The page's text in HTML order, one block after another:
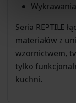
Seria REPTILE
materiałów z
wzornictwem,
tylko
kuchni.